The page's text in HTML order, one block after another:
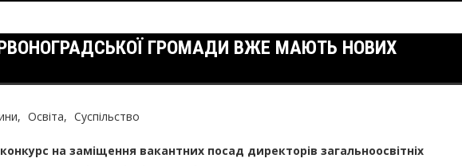
ГРОМАДИ ВЖЕ МАЮТЬ НОВИХ
Освіта Суспільство
на заміщення вакантних посад директорів загальноосвітніх